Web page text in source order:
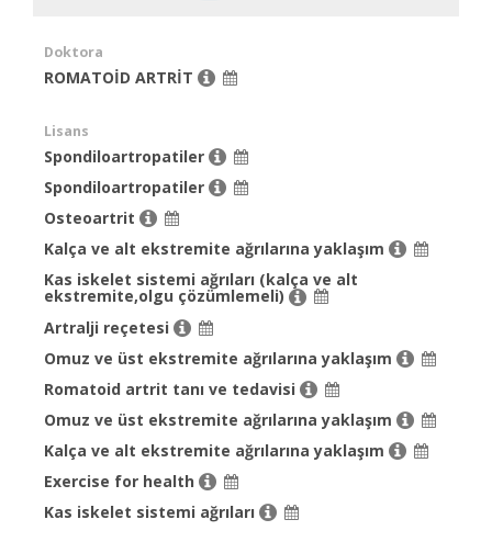
Doktora
ROMATOİD ARTRİT
Lisans
Spondiloartropatiler
Spondiloartropatiler
Osteoartrit
Kalça ve alt ekstremite ağrılarına yaklaşım
Kas iskelet sistemi ağrıları (kalça ve alt
ekstremite,olgu çözümlemeli)
Artralji reçetesi
Omuz ve üst ekstremite ağrılarına yaklaşım
Romatoid artrit tanı ve tedavisi
Omuz ve üst ekstremite ağrılarına yaklaşım
Kalça ve alt ekstremite ağrılarına yaklaşım
Exercise for health
Kas iskelet sistemi ağrıları